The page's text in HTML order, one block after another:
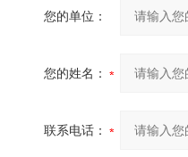
您的单位：
您的姓名：
联系电话：